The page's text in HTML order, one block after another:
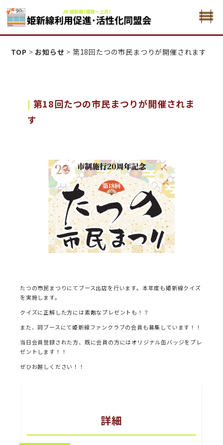
姫新線利用促進活性化・同盟会
TOP > お知らせ > 第18回たつの市民まつりが開催されます
第18回たつの市民まつりが開催されま
す
たつの市民まつりにてブース出店を行います。本年度も姫新線クイズ
を実施します。
クイズに正解した方には素敵なプレゼントも！？
また、同ブースにて姫新線ファンクラブの会員も募集しています！！
当日会員登録された方、既に会員の方にはオリジナル缶バッジをプレ
ゼントします！！
ぜひお越しください！！
詳細